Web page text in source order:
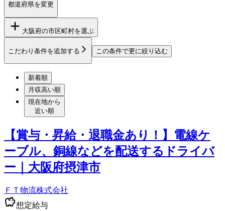
都道府県を変更
大阪府の市区町村を選ぶ
こだわり条件を追加する この条件で更に絞り込む
新着順
月収高い順
現在地から
近い順
【賞与・昇給・退職金あり！】電線ケ
ーブル、銅線などを配送するドライバ
ー｜大阪府摂津市
ＦＴ物流株式会社
想定給与